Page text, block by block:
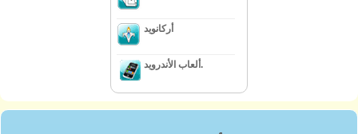
أركانويد
ألعاب الأندرويد.